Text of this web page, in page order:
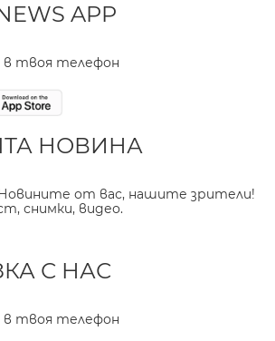
APP
в твоя телефон
НОВИНА
Новините от вас, нашите зрители!
снимки, видео.
С НАС
в твоя телефон